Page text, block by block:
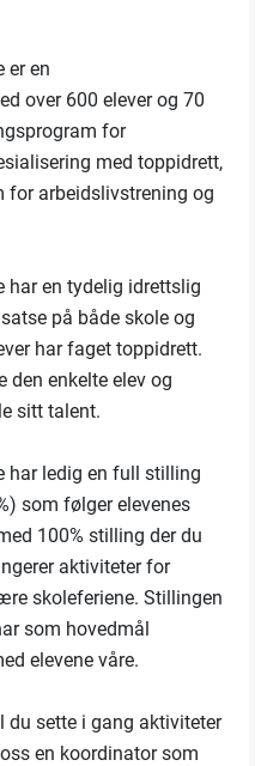
er en
over 600 elever og 70
for
med toppidrett,
for arbeidslivstrening og
har en tydelig idrettslig
på både skole og
har faget toppidrett.
den enkelte elev og
sitt talent.
har ledig en full stilling
som følger elevenes
100% stilling der du
aktiviteter for
skoleferiene. Stillingen
som hovedmål
elevene våre.
sette i gang aktiviteter
en koordinator som